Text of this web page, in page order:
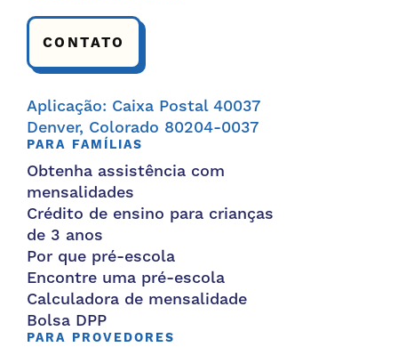
CONTATO
Aplicação: Caixa Postal 40037
Denver, Colorado 80204-0037
PARA FAMÍLIAS
Obtenha assistência com
mensalidades
Crédito de ensino para crianças
de 3 anos
Por que pré-escola
Encontre uma pré-escola
Calculadora de mensalidade
Bolsa DPP
PARA PROVEDORES